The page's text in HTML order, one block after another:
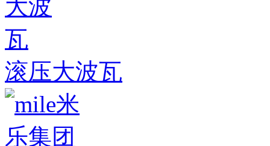
滚压大波瓦